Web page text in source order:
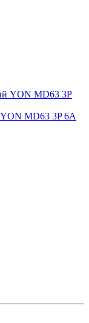
MD63 3P 6А